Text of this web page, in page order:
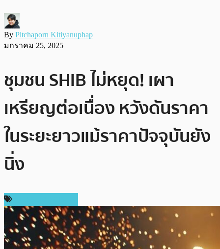
By Pitchaporn Kitiyanuphap
มกราคม 25, 2025
ชุมชน SHIB ไม่หยุด! เผา
เหรียญต่อเนื่อง หวังดันราคา
ในระยะยาวแม้ราคาปัจจุบันยัง
นิ่ง